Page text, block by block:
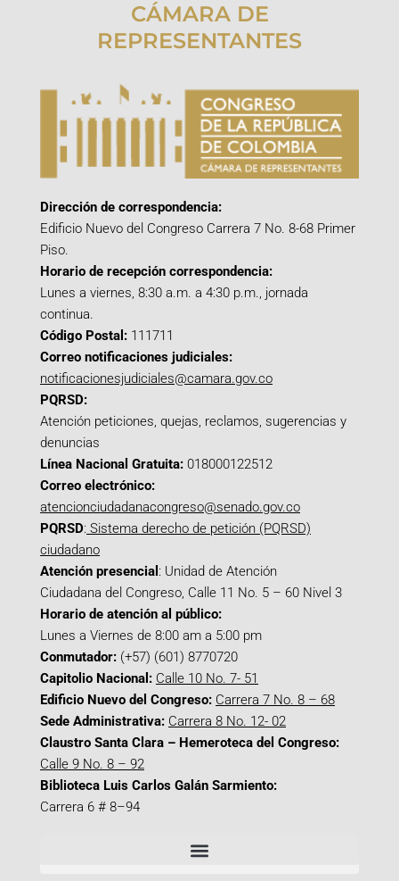
CÁMARA DE
REPRESENTANTES
Dirección de correspondencia:
Edificio Nuevo del Congreso Carrera 7 No. 8-68 Primer
Piso.
Horario de recepción correspondencia:
Lunes a viernes, 8:30 a.m. a 4:30 p.m., jornada
continua.
Código Postal: 111711
Correo notificaciones judiciales:
notificacionesjudiciales@camara.gov.co
PQRSD:
Atención peticiones, quejas, reclamos, sugerencias y
denuncias
Línea Nacional Gratuita: 018000122512
Correo electrónico:
atencionciudadanacongreso@senado.gov.co
PQRSD: Sistema derecho de petición (PQRSD)
ciudadano
Atención presencial : Unidad de Atención
Ciudadana del Congreso, Calle 11 No. 5 – 60 Nivel 3
Horario de atención al público:
Lunes a Viernes de 8:00 am a 5:00 pm
Conmutador: (+57) (601) 8770720
Capitolio Nacional: Calle 10 No. 7- 51
Edificio Nuevo del Congreso: Carrera 7 No. 8 – 68
Sede Administrativa: Carrera 8 No. 12- 02
Claustro Santa Clara – Hemeroteca del Congreso:
Calle 9 No. 8 – 92
Biblioteca Luis Carlos Galán Sarmiento:
Carrera 6 # 8–94